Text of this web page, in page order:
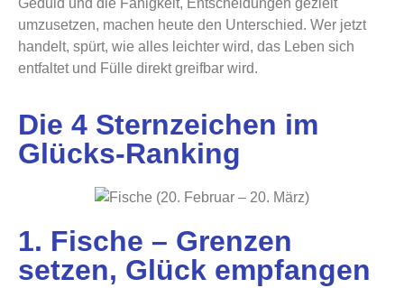
Geduld und die Fähigkeit, Entscheidungen gezielt
umzusetzen, machen heute den Unterschied. Wer jetzt
handelt, spürt, wie alles leichter wird, das Leben sich
entfaltet und Fülle direkt greifbar wird.
Die 4 Sternzeichen im
Glücks-Ranking
1. Fische – Grenzen
setzen, Glück empfangen